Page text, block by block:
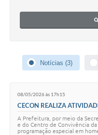
Arquivos para Download
Participe mais
Notícias (3)
08/05/2026 às 17h15
CECON REALIZA
A Prefeitura, por meio da
e do Centro de Convivência
programação especial em